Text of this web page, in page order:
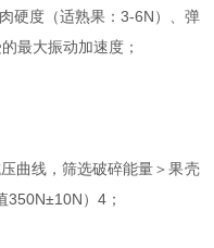
硬度（适熟果：3-6N）、弹
最大振动加速度；
曲线，筛选破碎能量＞果壳
350N±10N）4；